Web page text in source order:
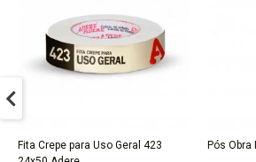
COMPRAR
Fita Crepe para Uso Geral 423
Pós Obra